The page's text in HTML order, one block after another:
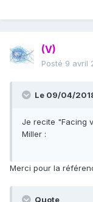
(V)
Posté 9 avril
Le 09/04/
Je recite "Facing
Miller :
Merci pour la
Quote